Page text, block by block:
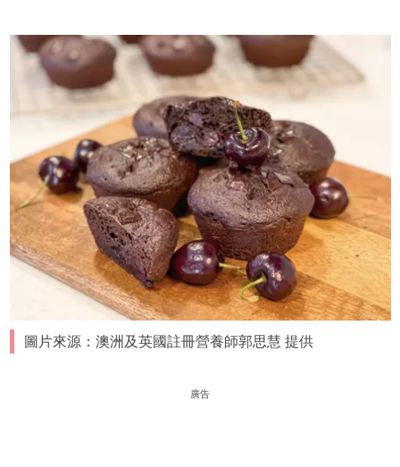
圖片來源：澳洲及英國註冊營養師郭思慧 提供
廣告